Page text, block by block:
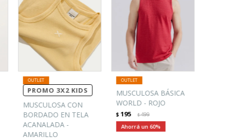
PROMO 3X2 KIDS
MUSCULOSA CON
BORDADO EN TELA
ACANALADA -
AMARILLO
MUSCULOSA BÁSICA
WORLD - ROJO
$ 195 $499
60